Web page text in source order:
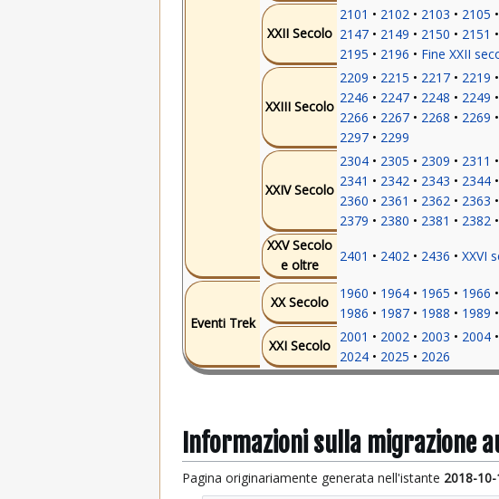
XXII Secolo
2101 2102 2103 2105
2147
2149 2150 2151
2195
2196 Fine XXII
XXIII Secolo
2209 2215 2217 2219
2246
2247 2248 2249
2266
2267 2268 2269
2297
2299
XXIV Secolo
2304 2305 2309 2311
2341
2342 2343 2344
2360
2361 2362 2363
2379
2380 2381 2382
XXV Secolo
e oltre
2401 2402 2436 XXVI
Eventi Trek
XX Secolo
1960 1964 1965 1966
1986
1987 1988 1989
XXI Secolo
2001 2002 2003 2004
2024
2025 2026
Informazioni sulla migrazione
Pagina originariamente generata nell'istante 2018-